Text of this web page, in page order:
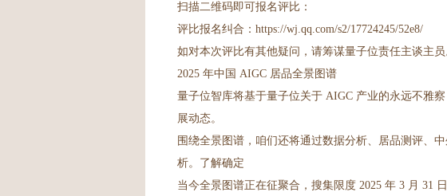
扫描二维码即可报名评比：
评比报名纠合：https://wj.qq.com/s2/17724245/52e8/
如对本次评比有其他疑问，请筹谋量子位责任主谈主
2025 年中国 AIGC 居品全景图谱
量子位智库将基于量子位关于 AIGC 产业的永远不雅
展动态。
围绕全景图谱，咱们还将通过数据分析、居品测评、
析。了解确定
当今全景图谱正在征聚合，搜集限度 2025 年 3 月 31